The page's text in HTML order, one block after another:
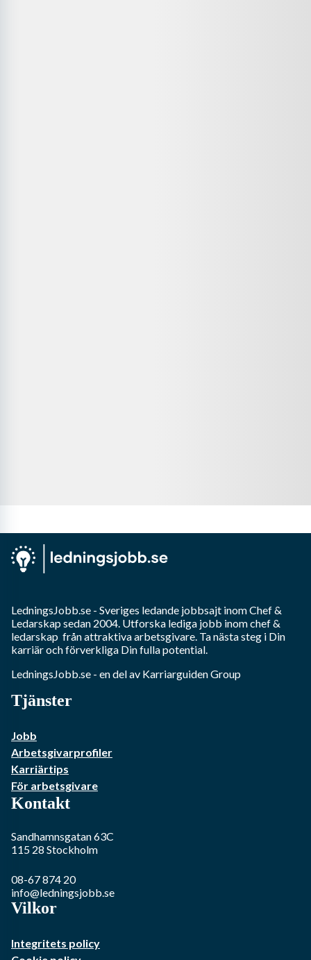
LedningsJobb.se - Sveriges ledande jobbsajt inomChef &
Ledarskapsedan 2004. Utforska lediga jobb inomchef &
ledarskap från attraktiva arbetsgivare. Ta nästa steg i Din
karriär och förverkliga Din fulla potential.
LedningsJobb.se - en del av Karriarguiden Group
Tjänster
Jobb
Arbetsgivarprofiler
Karriärtips
För arbetsgivare
Kontakt
Sandhamnsgatan 63C
115 28 Stockholm
08-67 874 20
info@ledningsjobb.se
Vilkor
Integritets policy